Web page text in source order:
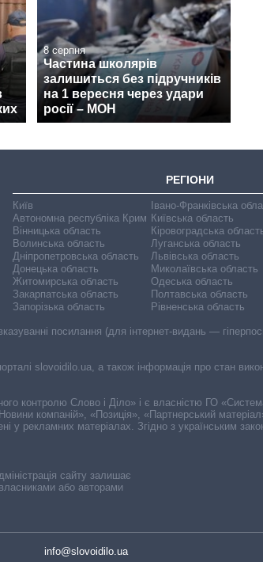
8 серпня
Частина школярів
залишиться без підручників
на 1 вересня через удари
росії – МОН
РЕГІОНИ
Київ
Автономна республіка Крим
Вінницька область
Волинська область
Дніпропетровська область
Донецька область
Житомирська область
Закарпатська область
Запорізька область
Івано-Франківська
Київська область
Кіровоградська
Луганська область
Львівська область
Миколаївська область
Одеська область
Полтавська область
Рівненська область
сайту залишає
або авторами
info@slovoidilo.ua
посилання (для інтернет-видань —
slovoidilo.ua, а також інформація про стан
контролю Слово і Діло» і є власністю ГО
компаній», «Позиція», «Партнерський
у рекламних матеріалах. Згідно з українським